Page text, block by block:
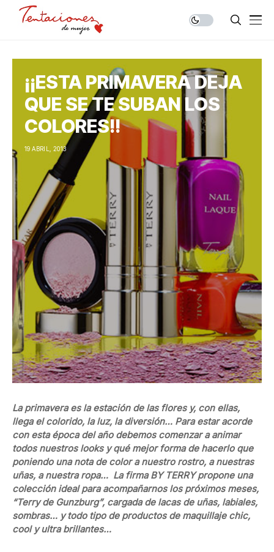
¡¡ESTA PRIMAVERA DEJA
QUE SE TE SUBAN LOS
COLORES!!
19 ABRIL, 2013
La primavera es la estación de las flores y, con ellas,
llega el colorido, la luz, la diversión… Para estar acorde
con esta época del año debemos comenzar a animar
todos nuestros looks y qué mejor forma de hacerlo que
poniendo una nota de color a nuestro rostro, a nuestras
uñas, a nuestra ropa… La firma BY TERRY propone una
colección ideal para acompañarnos los próximos meses,
“Terry de Gunzburg”, cargada de lacas de uñas, labiales,
sombras… y todo tipo de productos de maquillaje chic,
cool y ultra brillantes…